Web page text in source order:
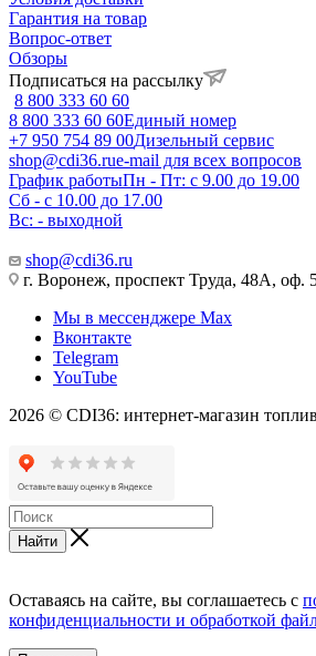
Гарантия на товар
Вопрос-ответ
Обзоры
Подписаться на рассылку
8 800 333 60 60
8 800 333 60 60Единый номер
+7 950 754 89 00Дизельный сервис
shop@cdi36.rue-mail для всех вопросов
График работыПн - Пт: с 9.00 до 19.00
Сб - с 10.00 до 17.00
Вс: - выходной
shop@cdi36.ru
г. Воронеж, проспект Труда, 48А, оф.
Мы в мессенджере Max
Вконтакте
Telegram
YouTube
2026 © CDI36: интернет-магазин
Найти
Оставаясь на сайте, вы соглашаетесь с
конфиденциальности и обработкой